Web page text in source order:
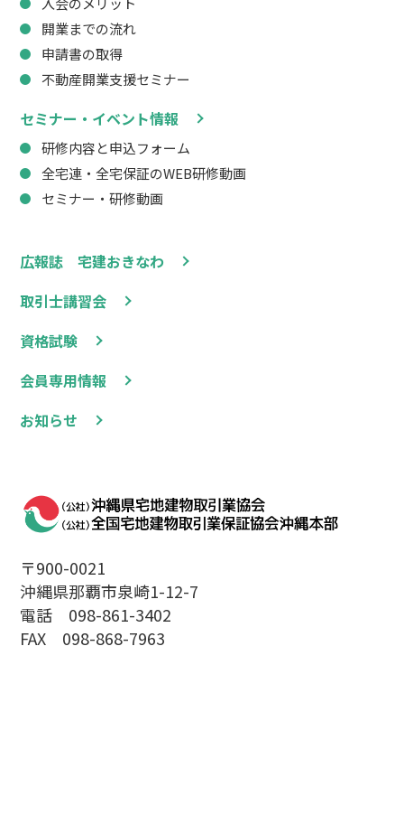
広報誌 宅建おきなわ
取引士講習会
資格試験
会員専用情報
お知らせ
開業までの流れ
申請書の取得
不動産開業支援セミナー
セミナー・イベント情報
研修内容と申込フォーム
全宅連・全宅保証のWEB研修動画
セミナー・研修動画
〒900-0021
沖縄県那覇市泉崎1-12-7
電話 098-861-3402
FAX 098-868-7963